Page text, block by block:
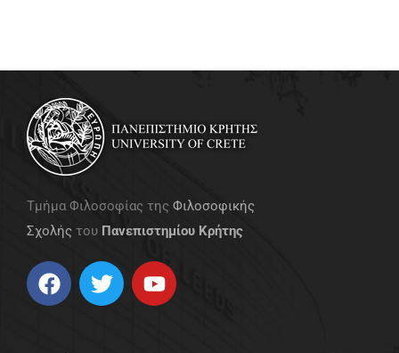
Τμήμα Φιλοσοφίας της Φιλοσοφικής
Σχολής του Πανεπιστημίου Κρήτης